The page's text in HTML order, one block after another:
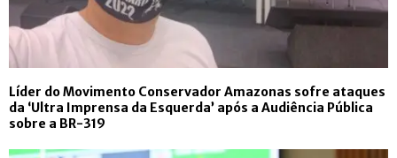
Líder do Movimento Conservador Amazonas sofre ataques
da ‘Ultra Imprensa da Esquerda’ após a Audiência Pública
sobre a BR-319